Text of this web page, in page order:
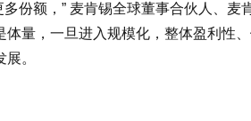
份额，” 麦肯锡全球董事合伙人、麦
量，一旦进入规模化，整体盈利性
。